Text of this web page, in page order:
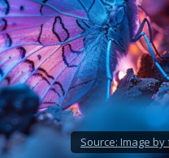
Source: Image